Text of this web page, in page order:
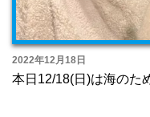
2022年12月18日
本日12/18(日)は海のた